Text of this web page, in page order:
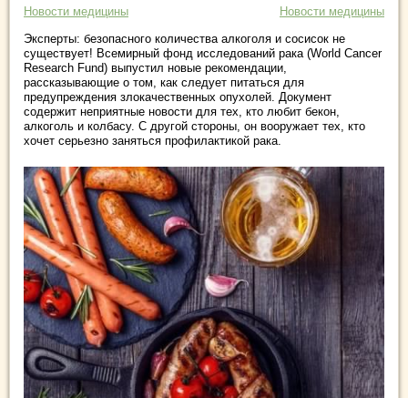
Новости медицины
Новости медицины
Эксперты: безопасного количества алкоголя и сосисок не
существует! Всемирный фонд исследований рака (World Cancer
Research Fund) выпустил новые рекомендации,
рассказывающие о том, как следует питаться для
предупреждения злокачественных опухолей. Документ
содержит неприятные новости для тех, кто любит бекон,
алкоголь и колбасу. С другой стороны, он вооружает тех, кто
хочет серьезно заняться профилактикой рака.